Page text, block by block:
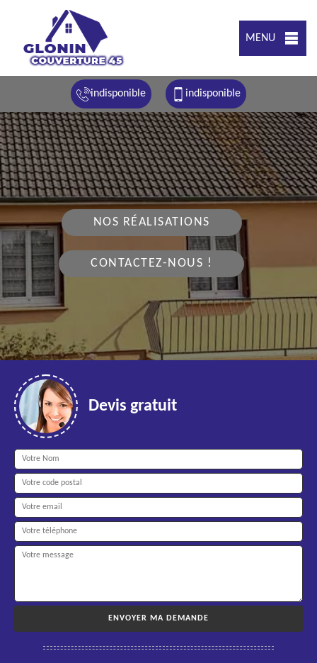
MENU
indisponible indisponible
NOS RÉALISATIONS
CONTACTEZ-NOUS !
Devis gratuit